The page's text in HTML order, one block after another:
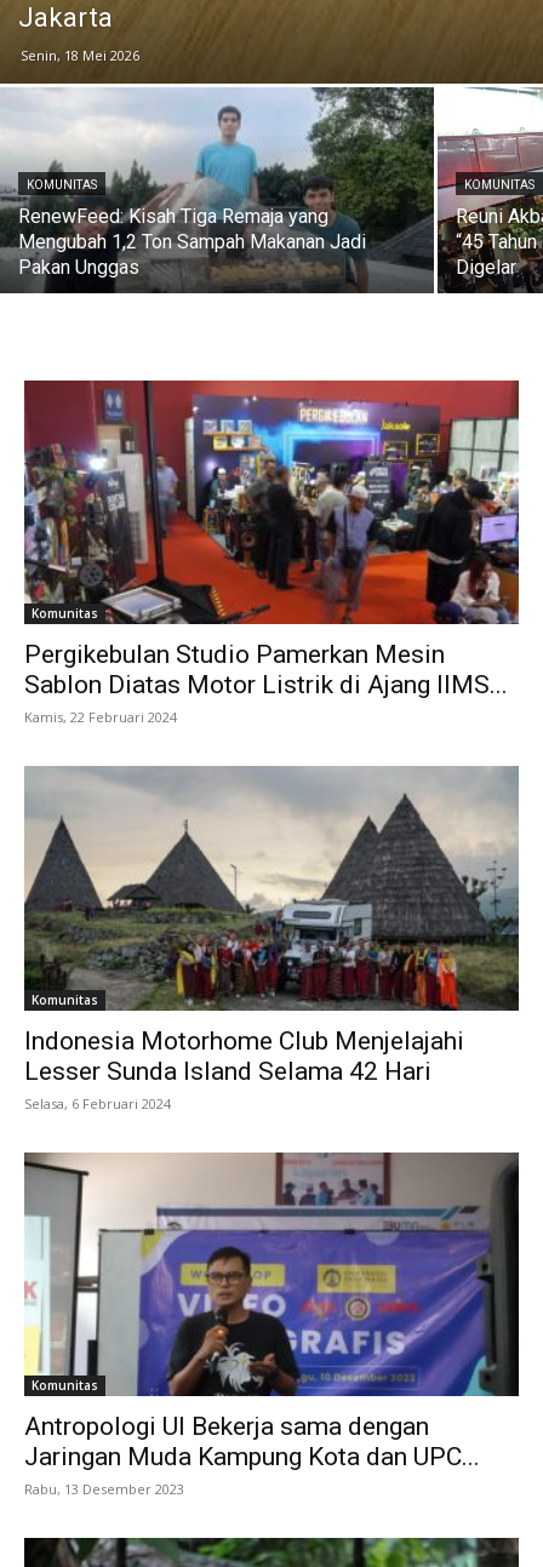
Jakarta
Senin, 18 Mei 2026
KOMUNITAS
RenewFeed: Kisah Tiga Remaja yang
Mengubah 1,2 Ton Sampah Makanan Jadi
Pakan Unggas
KOMUNITAS
Reuni
“45
Digelar
Komunitas
Pergikebulan Studio Pamerkan Mesin
Sablon Diatas Motor Listrik di Ajang IIMS...
Kamis, 22 Februari 2024
Komunitas
Indonesia Motorhome Club Menjelajahi
Lesser Sunda Island Selama 42 Hari
Selasa, 6 Februari 2024
Komunitas
Antropologi UI Bekerja sama dengan
Jaringan Muda Kampung Kota dan UPC...
Rabu, 13 Desember 2023